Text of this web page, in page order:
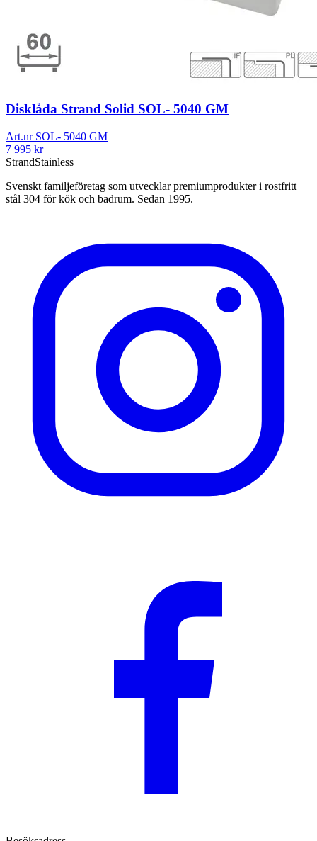
Disklåda Strand Solid SOL- 5040 GM
Art.nr SOL- 5040 GM
7 995 kr
StrandStainless
Svenskt familjeföretag som utvecklar premiumprodukter i rostfritt
stål 304 för kök och badrum. Sedan 1995.